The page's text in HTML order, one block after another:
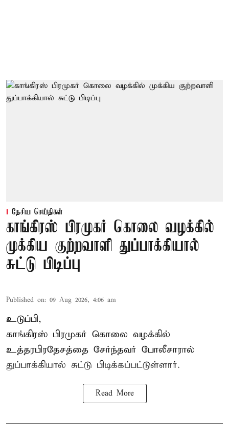
தேசிய செய்திகள்
காங்கிரஸ் பிரமுகர் கொலை வழக்கில்
முக்கிய குற்றவாளி துப்பாக்கியால்
சுட்டு பிடிப்பு
Published on: 09 Aug 2026, 4:06 am
உடுப்பி,
காங்கிரஸ் பிரமுகர் கொலை வழக்கில்
உத்தரபிரதேசத்தை சேர்ந்தவர் போலீசாரால்
துப்பாக்கியால் சுட்டு பிடிக்கப்பட்டுள்ளார்.
Read More